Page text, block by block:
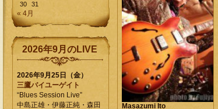
30
31
« 4月
2026年9月のLIVE
2026年9月25日（金）
三鷹バイユーゲイト
“Blues Session Live”
中島正雄・伊藤正純・森田
Masazumi Ito